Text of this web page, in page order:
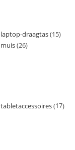
laptop-draagtas 15
muis 26
tabletaccessoires 17